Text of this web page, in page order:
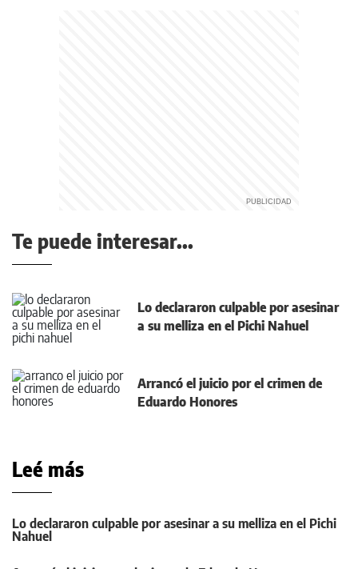
Te puede interesar...
Lo declararon culpable por asesinar
a su melliza en el Pichi Nahuel
Arrancó el juicio por el crimen de
Eduardo Honores
Leé más
Lo declararon culpable por asesinar a su melliza en el Pichi
Nahuel